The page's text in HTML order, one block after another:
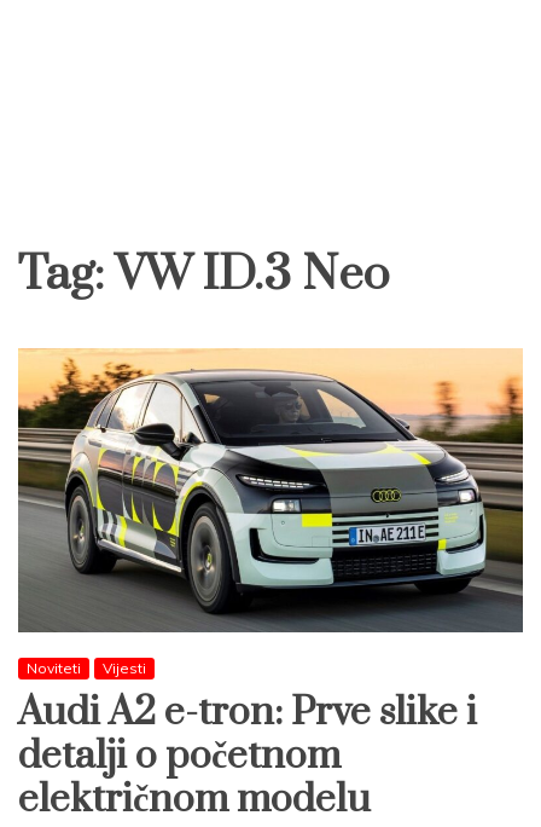
Tag:VW ID.3 Neo
Noviteti Vijesti
Audi A2 e-tron: Prve slike i
detalji o početnom
električnom modelu